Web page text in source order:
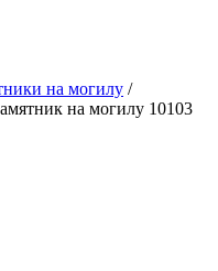
на могилу /
на могилу 10103